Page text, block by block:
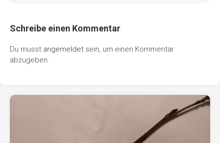
Schreibe einen Kommentar
Du musst angemeldet sein, um einen Kommentar
abzugeben.